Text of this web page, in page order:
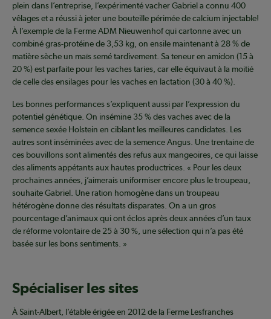
plein dans l’entreprise, l’expérimenté vacher Gabriel a connu 400
vêlages et a réussi à jeter une bouteille périmée de calcium injectable!
À l’exemple de la Ferme ADM Nieuwenhof qui cartonne avec un
combiné gras-protéine de 3,53 kg, on ensile maintenant à 28 % de
matière sèche un maïs semé tardivement. Sa teneur en amidon (15 à
20 %) est parfaite pour les vaches taries, car elle équivaut à la moitié
de celle des ensilages pour les vaches en lactation (30 à 40 %).
Les bonnes performances s’expliquent aussi par l’expression du
potentiel génétique. On insémine 35 % des vaches avec de la
semence sexée Holstein en ciblant les meilleures candidates. Les
autres sont inséminées avec de la semence Angus. Une trentaine de
ces bouvillons sont alimentés des refus aux mangeoires, ce qui laisse
des aliments appétants aux hautes productrices. « Pour les deux
prochaines années, j’aimerais uniformiser encore plus le troupeau,
souhaite Gabriel. Une ration homogène dans un troupeau
hétérogène donne des résultats disparates. On a un gros
pourcentage d’animaux qui ont éclos après deux années d’un taux
de réforme volontaire de 25 à 30 %, une sélection qui n’a pas été
basée sur les bons sentiments. »
Spécialiser les sites
À Saint-Albert, l’étable érigée en 2012 de la Ferme Lesfranches